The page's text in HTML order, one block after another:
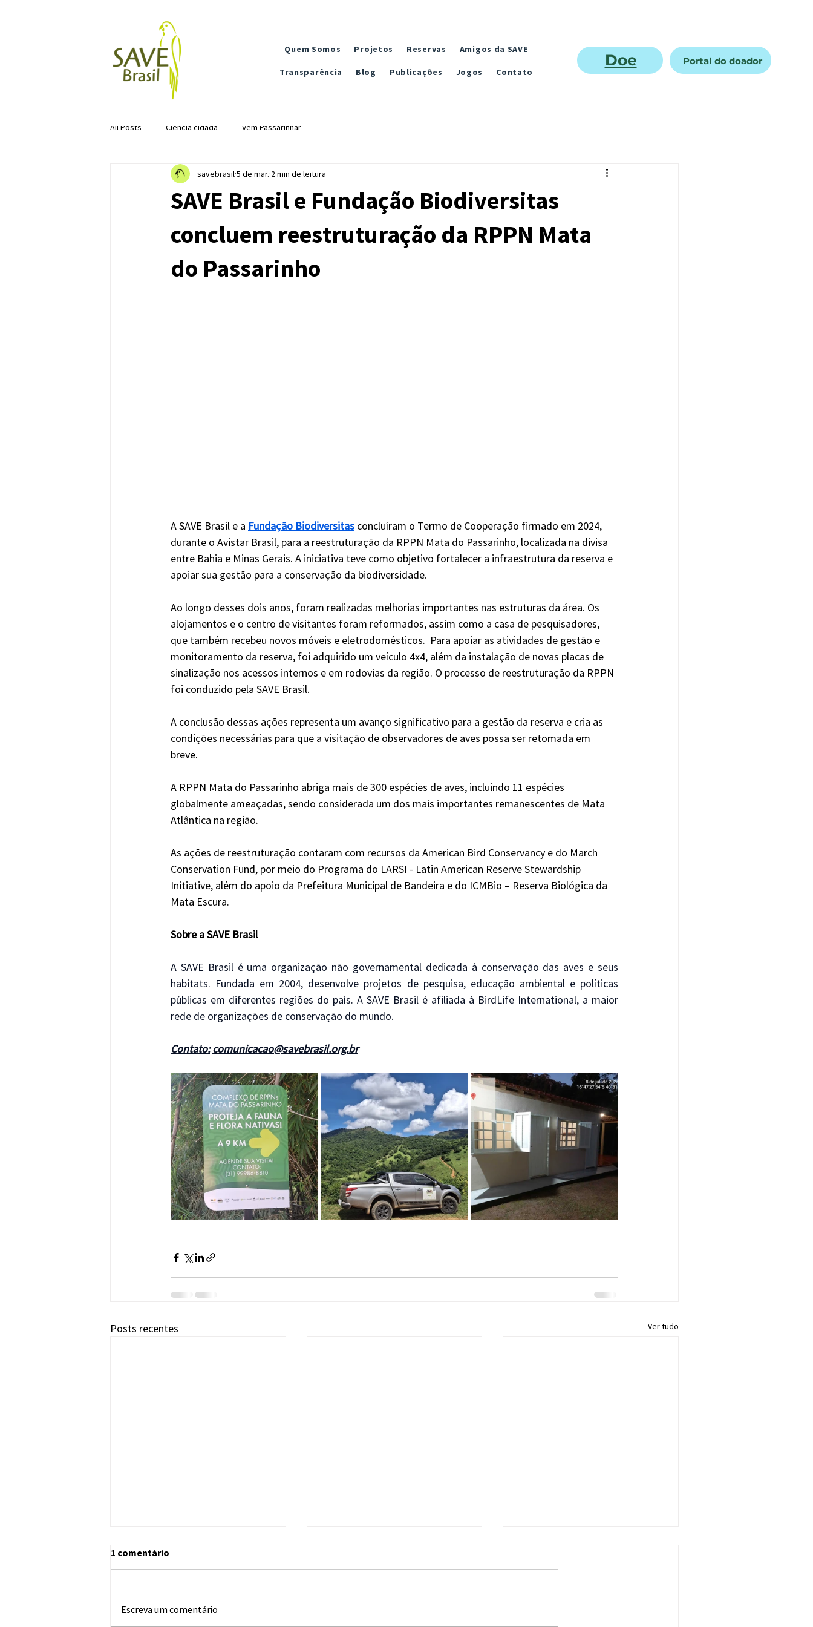
Quem Somos Projetos Reservas Amigos da SAVE
Transparência Blog Publicações Jogos Contato
Doe Portal do doador
All Posts Ciência cidadã Vem Passarinhar
SAVE Brasil e Fundação Biodiversitas
concluem reestruturação da RPPN Mata
do Passarinho
savebrasil 5 de mar. 2 min de leitura
A SAVE Brasil e a Fundação Biodiversitas concluíram o Termo de Cooperação firmado em 2024,
durante o Avistar Brasil, para a reestruturação da RPPN Mata do Passarinho, localizada na divisa
entre Bahia e Minas Gerais. A iniciativa teve como objetivo fortalecer a infraestrutura da reserva e
apoiar sua gestão para a conservação da biodiversidade.
Ao longo desses dois anos, foram realizadas melhorias importantes nas estruturas da área. Os
alojamentos e o centro de visitantes foram reformados, assim como a casa de pesquisadores,
que também recebeu novos móveis e eletrodomésticos.  Para apoiar as atividades de gestão e
monitoramento da reserva, foi adquirido um veículo 4x4, além da instalação de novas placas de
sinalização nos acessos internos e em rodovias da região. O processo de reestruturação da RPPN
foi conduzido pela SAVE Brasil.
A conclusão dessas ações representa um avanço significativo para a gestão da reserva e cria as
condições necessárias para que a visitação de observadores de aves possa ser retomada em
breve.
A RPPN Mata do Passarinho abriga mais de 300 espécies de aves, incluindo 11 espécies
globalmente ameaçadas, sendo considerada um dos mais importantes remanescentes de Mata
Atlântica na região.
As ações de reestruturação contaram com recursos da American Bird Conservancy e do March
Conservation Fund, por meio do Programa do LARSI - Latin American Reserve Stewardship
Initiative, além do apoio da Prefeitura Municipal de Bandeira e do ICMBio – Reserva Biológica da
Mata Escura.
Sobre a SAVE Brasil
A SAVE Brasil é uma organização não governamental dedicada à conservação das aves e seus
habitats. Fundada em 2004, desenvolve projetos de pesquisa, educação ambiental e políticas
públicas em diferentes regiões do país. A SAVE Brasil é afiliada à BirdLife International, a maior
rede de organizações de conservação do mundo.
Contato: comunicacao@savebrasil.org.br
Posts recentes Ver tudo
1 comentário
Escreva um comentário